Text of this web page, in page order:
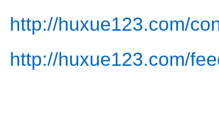
http://huxue123.com/
http://huxue123.com/